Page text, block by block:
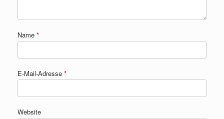
Name *
E-Mail-Adresse *
Website